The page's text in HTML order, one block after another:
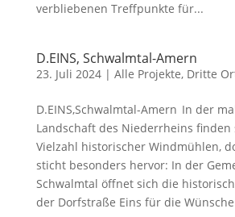
verbliebenen Treffpunkte für...
D.EINS, Schwalmtal-Amern
23. Juli 2024| Alle Projekte, Dritte
D.EINS,Schwalmtal-Amern In der
Landschaft des Niederrheins finden
Vielzahl historischer Windmühlen,
sticht besonders hervor: In der
Schwalmtal öffnet sich die
der Dorfstraße Eins für die